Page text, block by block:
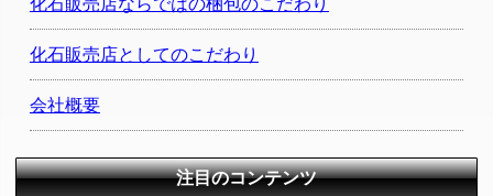
化石販売店ならではの梱包のこだわり
化石販売店としてのこだわり
会社概要
注目のコンテンツ